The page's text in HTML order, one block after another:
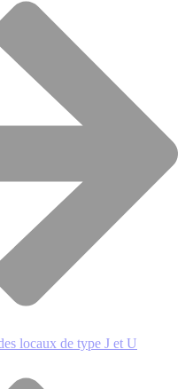
locaux de type J et U